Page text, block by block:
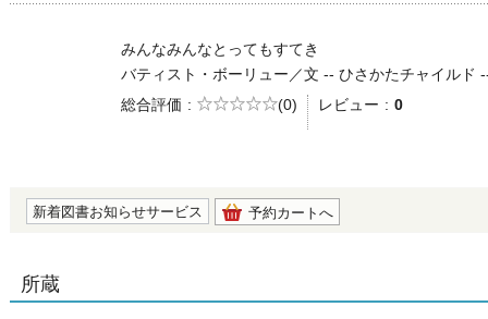
みんなみんなとってもすてき
バティスト・ボーリュー／文 -- ひさかたチャイルド
総合評価
5段階評価
(0) レビュー 0
新着図書お知らせサービス 予約カートへ
所蔵